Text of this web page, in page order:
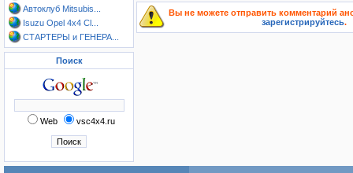
Автоклуб Mitsubis...
Isuzu Opel 4x4 Cl...
СТАРТЕРЫ и ГЕНЕРА...
Поиск
Web vsc4x4.ru
Вы не можете отправить комментарий
зарегистрируйтесь.